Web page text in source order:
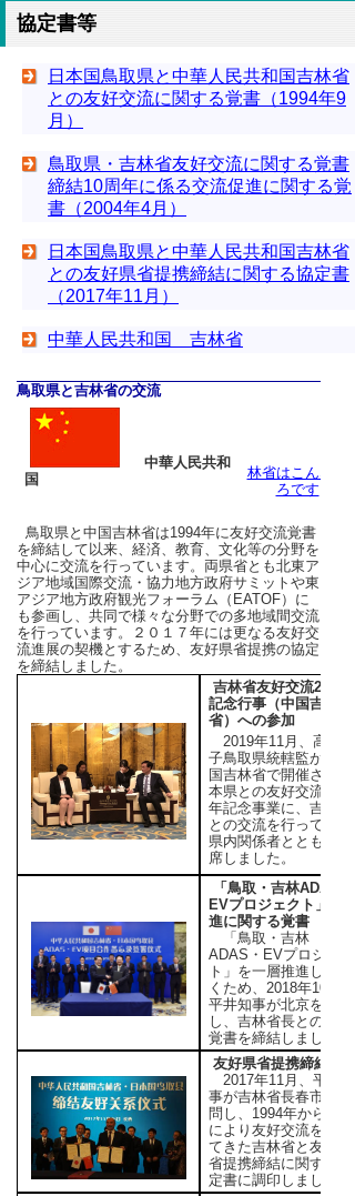
協定書等
日本国鳥取県と中華人民共和国吉林省
との友好交流に関する覚書（1994年9
月）
鳥取県・吉林省友好交流に関する覚書
締結10周年に係る交流促進に関する覚
書（2004年4月）
日本国鳥取県と中華人民共和国吉林省
との友好県省提携締結に関する協定書
（2017年11月）
中華人民共和国 吉林省
鳥取県と吉林省の交流
中華人民共和
国
林省はこんなとこ
ろです
鳥取県と中国吉林省は1994年に友好交流覚書
を締結して以来、経済、教育、文化等の分野を
中心に交流を行っています。両県省とも北東ア
ジア地域国際交流・協力地方政府サミットや東
アジア地方政府観光フォーラム（EATOF）に
も参画し、共同で様々な分野での多地域間交流
を行っています。２０１７年には更なる友好交
流進展の契機とするため、友好県省提携の協定
を締結しました。
吉林省友好交流25周年
記念行事（中国吉林
省）への参加
2019年11月、高橋紀
子鳥取県統轄監が、中
国吉林省で開催された
本県との友好交流25周
年記念事業に、吉林省
との交流を行っている
県内関係者とともに出
席しました。
「鳥取・吉林ADAS・
EVプロジェクト」の推
進に関する覚書
「鳥取・吉林
ADAS・EVプロジェク
ト」を一層推進してい
くため、2018年10月、
平井知事が北京を訪問
し、吉林省長との間で
覚書を締結しました。
友好県省提携締結
2017年11月、平井知
事が吉林省長春市を訪
問し、1994年から覚書
により友好交流を続け
てきた吉林省と友好県
省提携締結に関する協
定書に調印しました。